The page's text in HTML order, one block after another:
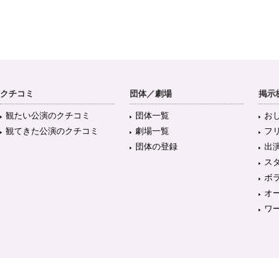
クチコミ
観たい公演のクチコミ
観てきた公演のクチコミ
団体／劇場
団体一覧
劇場一覧
団体の登録
掲示
お
フ
出
ス
ボ
オ
ワ